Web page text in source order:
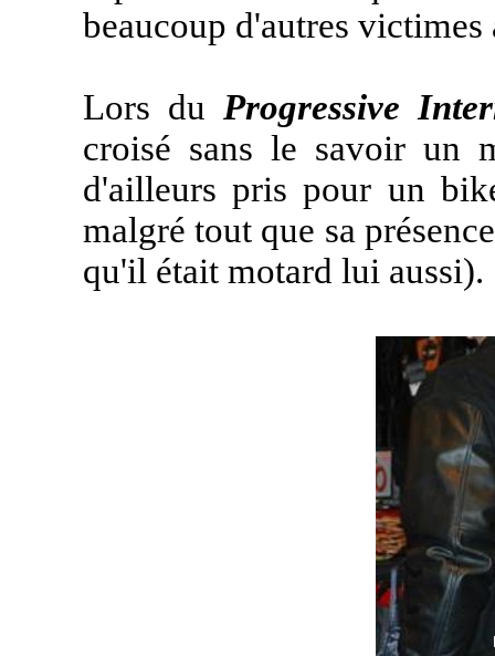
beaucoup d'autres
Lors du Progressive
croisé sans le savoir un
d'ailleurs pris pour un
malgré tout que sa
qu'il était motard lui aussi).